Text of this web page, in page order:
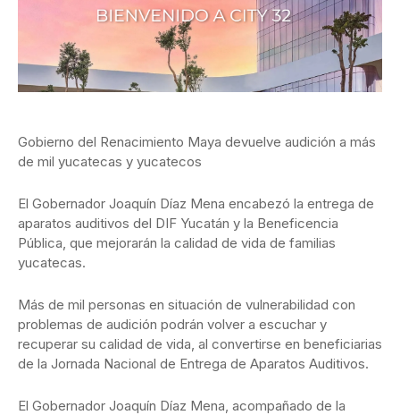
Gobierno del Renacimiento Maya devuelve audición a más
de mil yucatecas y yucatecos
El Gobernador Joaquín Díaz Mena encabezó la entrega de
aparatos auditivos del DIF Yucatán y la Beneficencia
Pública, que mejorarán la calidad de vida de familias
yucatecas.
Más de mil personas en situación de vulnerabilidad con
problemas de audición podrán volver a escuchar y
recuperar su calidad de vida, al convertirse en beneficiarias
de la Jornada Nacional de Entrega de Aparatos Auditivos.
El Gobernador Joaquín Díaz Mena, acompañado de la